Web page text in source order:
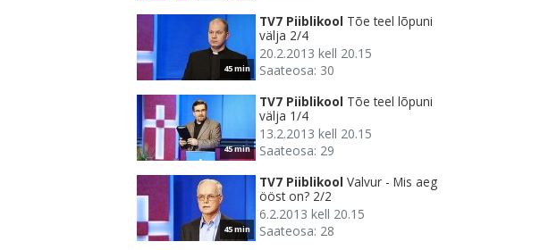
45 min
TV7 Piiblikool Tõe teel lõpuni
välja 2/4
20.2.2013 kell 20.15
Saateosa: 30
45 min
TV7 Piiblikool Tõe teel lõpuni
välja 1/4
13.2.2013 kell 20.15
Saateosa: 29
45 min
TV7 Piiblikool Valvur - Mis aeg
ööst on? 2/2
6.2.2013 kell 20.15
Saateosa: 28